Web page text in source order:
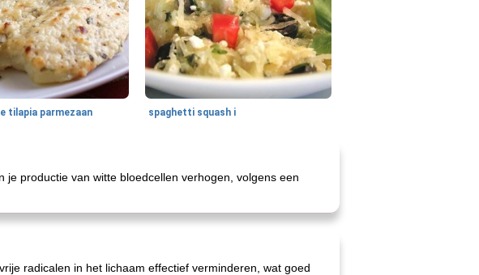
tilapia parmezaan spaghetti squash i
productie van witte bloedcellen verhogen, volgens een
radicalen in het lichaam effectief verminderen, wat goed